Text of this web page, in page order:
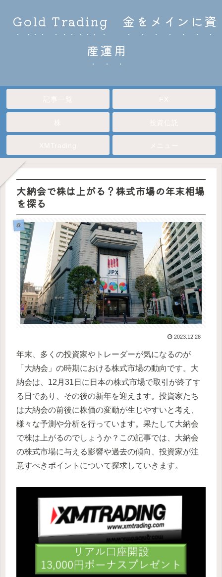
Gold Trading 金をメインに資
産運用
大納会で株は上がる？株式市場の年末相場
を探る
株
2023.12.28
年末、多くの投資家やトレーダーが気になるのが
「大納会」の時期における株式市場の動向です。大
納会は、12月31日に日本の株式市場で取引が終了す
る日であり、その後の新年を迎えます。投資家たち
は大納会の前後に株価の変動が生じやすいと考え、
様々な予測や分析を行っています。果たして大納会
で株は上がるのでしょうか？この記事では、大納会
の株式市場に与える影響や過去の傾向、投資家が注
意すべきポイントについて探求していきます。